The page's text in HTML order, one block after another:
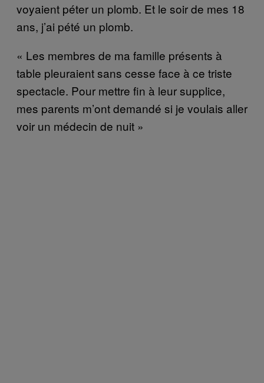
voyaient péter un plomb. Et le soir de mes 18
ans, j’ai pété un plomb.
« Les membres de ma famille présents à
table pleuraient sans cesse face à ce triste
spectacle. Pour mettre fin à leur supplice,
mes parents m’ont demandé si je voulais aller
voir un médecin de nuit »